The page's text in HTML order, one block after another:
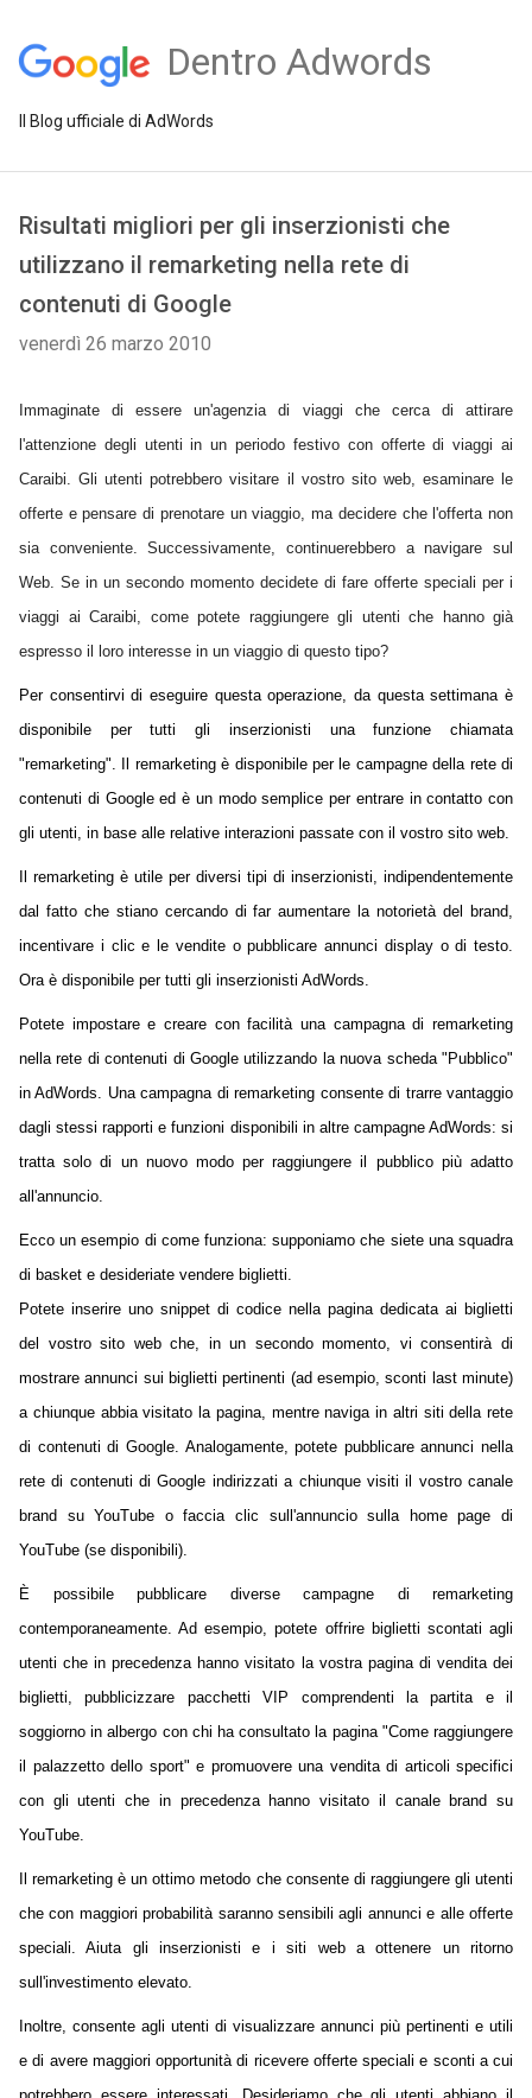
Dentro Adwords
Il Blog ufficiale di AdWords
Risultati migliori per gli inserzionisti che
utilizzano il remarketing nella rete di
contenuti di Google
venerdì 26 marzo 2010
Immaginate di essere un'agenzia di viaggi che cerca di attirare
l'attenzione degli utenti in un periodo festivo con offerte di viaggi ai
Caraibi. Gli utenti potrebbero visitare il vostro sito web, esaminare le
offerte e pensare di prenotare un viaggio, ma decidere che l'offerta non
sia conveniente. Successivamente, continuerebbero a navigare sul
Web. Se in un secondo momento decidete di fare offerte speciali per i
viaggi ai Caraibi, come potete raggiungere gli utenti che hanno già
espresso il loro interesse in un viaggio di questo tipo?
Per consentirvi di eseguire questa operazione, da questa settimana è
disponibile per tutti gli inserzionisti una funzione chiamata
"remarketing". Il remarketingè disponibile per le campagne della rete di
contenuti di Google ed è un modo semplice per entrare in contatto con
gli utenti, in base alle relative interazioni passate con il vostro sito web.
Il remarketing è utile per diversi tipi di inserzionisti, indipendentemente
dal fatto che stiano cercando di far aumentare la notorietà del brand,
incentivare i clic e le vendite o pubblicare annunci display o di testo.
Ora è disponibile per tutti gli inserzionisti AdWords.
Potete impostare e creare con facilità una campagna di remarketing
nella rete di contenuti di Google utilizzando la nuova scheda "Pubblico"
in AdWords. Una campagna di remarketing consente di trarre vantaggio
dagli stessi rapporti e funzioni disponibili in altre campagne AdWords: si
tratta solo di un nuovo modo per raggiungere il pubblico più adatto
all'annuncio.
Ecco un esempio di come funziona: supponiamo che siete una squadra
di basket e desideriate vendere biglietti.
Potete inserire uno snippet di codice nella pagina dedicata ai biglietti
del vostro sito web che, in un secondo momento, vi consentirà di
mostrare annunci sui biglietti pertinenti (ad esempio, sconti last minute)
a chiunque abbia visitato la pagina, mentre naviga in altri siti della rete
di contenuti di Google. Analogamente, potete pubblicare annunci nella
rete di contenuti di Google indirizzati a chiunque visiti il vostro canale
brand su YouTube o faccia clic sull'annuncio sulla home page di
YouTube (se disponibili).
È possibile pubblicare diverse campagne di remarketing
contemporaneamente. Ad esempio, potete offrire biglietti scontati agli
utenti che in precedenza hanno visitato la vostra pagina di vendita dei
biglietti, pubblicizzare pacchetti VIP comprendenti la partita e il
soggiorno in albergo con chi ha consultato la pagina "Come raggiungere
il palazzetto dello sport" e promuovere una vendita di articoli specifici
con gli utenti che in precedenza hanno visitato il canale brand su
YouTube.
Il remarketing è un ottimo metodo che consente di raggiungere gli utenti
che con maggiori probabilità saranno sensibili agli annunci e alle offerte
speciali. Aiuta gli inserzionisti e i siti web a ottenere un ritorno
sull'investimento elevato.
Inoltre, consente agli utenti di visualizzare annunci più pertinenti e utili
e di avere maggiori opportunità di ricevere offerte speciali e sconti a cui